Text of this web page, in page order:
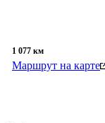
1 077 км
Маршрут на карте